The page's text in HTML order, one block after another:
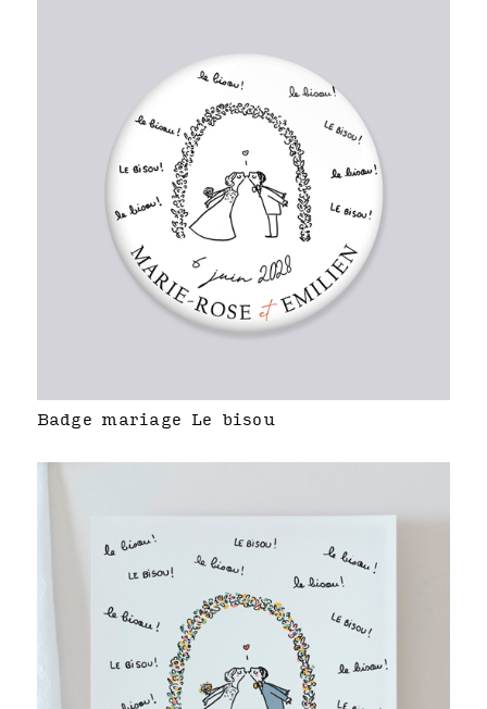
Badge mariage Le bisou